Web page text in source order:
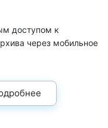
доступом к
через мобильное